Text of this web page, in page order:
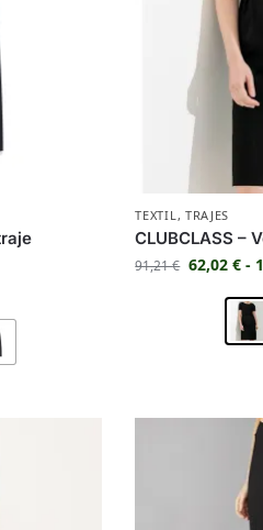
TEXTIL , TRAJES
CLUBCLASS –
91,21€ 62,02€ -